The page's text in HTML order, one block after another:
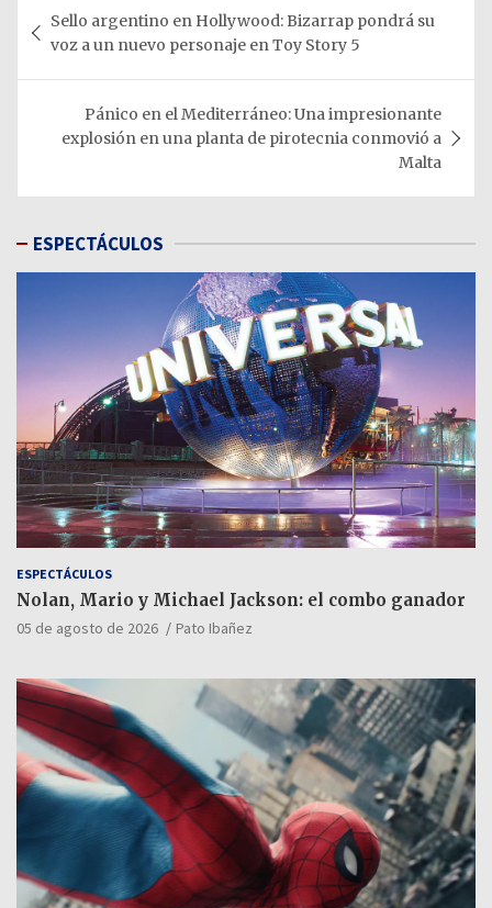
de
entradas
Sello argentino en Hollywood: Bizarrap pondrá su
voz a un nuevo personaje en Toy Story 5
Pánico en el Mediterráneo: Una impresionante
explosión en una planta de pirotecnia conmovió a
Malta
ESPECTÁCULOS
ESPECTÁCULOS
Nolan, Mario y Michael Jackson: el combo ganador
05 de agosto de 2026 Pato Ibañez